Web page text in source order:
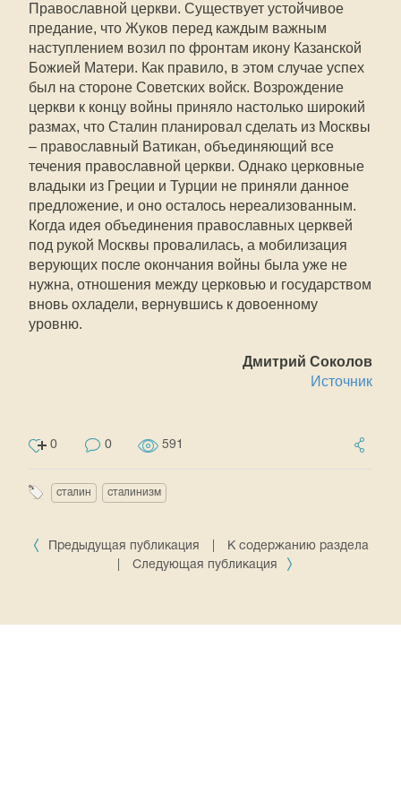
Православной церкви. Существует устойчивое
предание, что Жуков перед каждым важным
наступлением возил по фронтам икону Казанской
Божией Матери. Как правило, в этом случае успех
был на стороне Советских войск. Возрождение
церкви к концу войны приняло настолько широкий
размах, что Сталин планировал сделать из Москвы
– православный Ватикан, объединяющий все
течения православной церкви. Однако церковные
владыки из Греции и Турции не приняли данное
предложение, и оно осталось нереализованным.
Когда идея объединения православных церквей
под рукой Москвы провалилась, а мобилизация
верующих после окончания войны была уже не
нужна, отношения между церковью и государством
вновь охладели, вернувшись к довоенному
уровню.
Дмитрий Соколов
Источник
0 0 591
сталин сталинизм
Предыдущая публикация
К содержанию раздела
Следующая публикация